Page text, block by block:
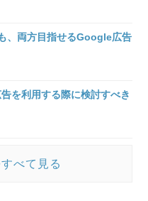
、両方目指せるGoogle広告
を利用する際に検討すべき
べて見る